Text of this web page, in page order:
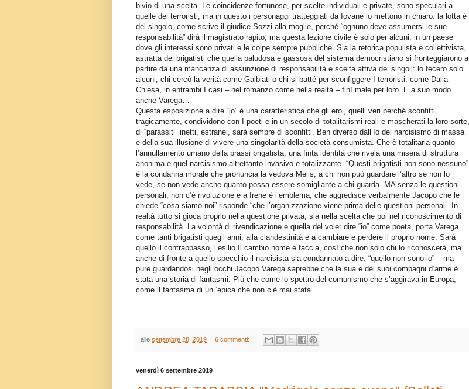
bivio di una scelta. Le coincidenze fortunose, per scelte individuali e private, sono speculari a
quelle dei terroristi, ma in questo i personaggi tratteggiati da Iovane lo mettono in chiaro: la lotta è
del singolo, come scrive il giudice Sozzi alla moglie, perché “ognuno deve assumersi le sue
responsabilità” dirà il magistrato rapito, ma questa lezione civile è solo per alcuni, in un paese
dove gli interessi sono privati e le colpe sempre pubbliche. Sia la retorica populista e collettivista,
astratta dei brigatisti che quella paludosa e gassosa del sistema democristiano si fronteggiarono a
partire da una mancanza di assunzione di responsabilità e scelta attiva dei singoli: lo fecero solo
alcuni, chi cercò la verità come Galbiati o chi si batté per sconfiggere I terroristi, come Dalla
Chiesa, in entrambi I casi – nel romanzo come nella realtà – finì male per loro. E a suo modo
anche Varega…
Questa esposizione a dire “io” è una caratteristica che gli eroi, quelli veri perché sconfitti
tragicamente, condividono con I poeti e in un secolo di totalitarismi reali e mascherati la loro sorte,
di “parassiti” inetti, estranei, sarà sempre di sconfitti. Ben diverso dall’Io del narcisismo di massa
e della sua illusione di vivere una singolarità della società consumista. Che è totalitaria quanto
l’annullamento umano della prassi brigatista, una finta identità che rivela una misera di struttura
anonima e quel narcisismo altrettanto invasivo e totalizzante. “Questi brigatisti non sono nessuno”
è la condanna morale che pronuncia la vedova Melis, a chi non può guardare l’altro se non lo
vede, se non vede anche quanto possa essere somigliante a chi guarda. MA senza le questioni
personali, non c’è rivoluzione e a Irene è l’emblema, che aggredisce verbalmente Jacopo che le
chiede “cosa siamo noi” risponde “che l’organizzazione viene prima delle questioni personali. In
realtà tutto si gioca proprio nella questione privata, sia nella scelta che poi nel riconoscimento di
responsabilità. La volontà di rivendicazione e quella del voler dire “io” come poeta, porta Varega
come tanti brigatisti quegli anni, alla clandestinità e a cambiare e perdere il proprio nome. Sarà
quello il contrappasso, l’esilio Il cambio nome e faccia, così che non solo chi lo riconoscerà, ma
anche di fronte a quello specchio il narcisista sia condannato a dire: “quello non sono io” – ma
pure guardandosi negli occhi Jacopo Varega saprebbe che la sua e dei suoi compagni d’arme è
stata una storia di fantasmi. Più che come lo spettro del comunismo che s’aggirava in Europa,
come il fantasma di un ‘epica che non c’è mai stata.
alle settembre 28, 2019 6 commenti:
venerdì 6 settembre 2019